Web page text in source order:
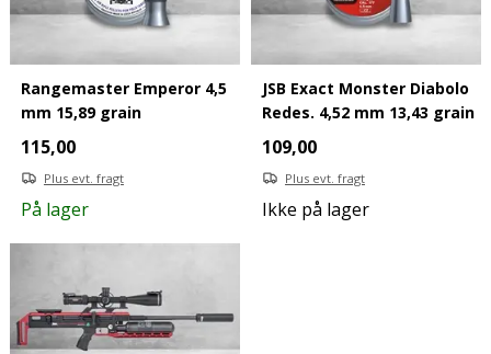
Rangemaster Emperor 4,5
mm 15,89 grain
115,00
Plus evt. fragt
På lager
JSB Exact Monster Diabolo
Redes. 4,52 mm 13,43 grain
109,00
Plus evt. fragt
Ikke på lager